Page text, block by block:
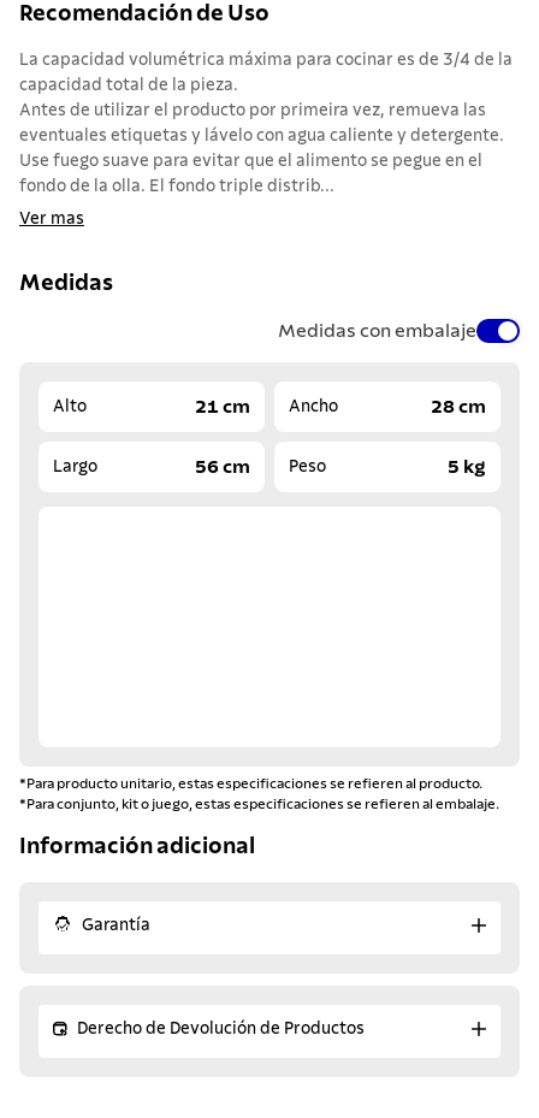
Recomendación de Uso
La capacidad volumétrica máxima para cocinar es de 3/4 de la
capacidad total de la pieza.
Antes de utilizar el producto por primeira vez, remueva las
eventuales etiquetas y lávelo con agua caliente y detergente.
Use fuego suave para evitar que el alimento se pegue en el
fondo de la olla. El fondo triple distrib...
Ver mas
Medidas
Medidas con embalaje
Alto 21 cm Ancho 28 cm
Largo 56 cm Peso 5 kg
*Para producto unitario, estas especificaciones se refieren al producto.
*Para conjunto, kit o juego, estas especificaciones se refieren al embalaje.
Información adicional
Garantía
Derecho de Devolución de Productos